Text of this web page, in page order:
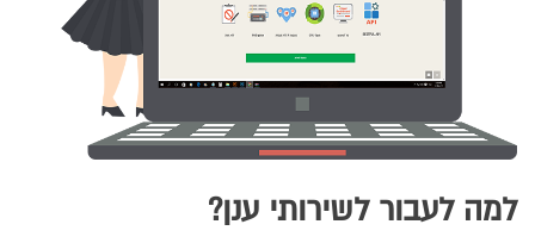
למה לעבור לשירותי ענן?